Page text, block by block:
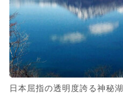
日本屈指の透明度誇る神秘湖